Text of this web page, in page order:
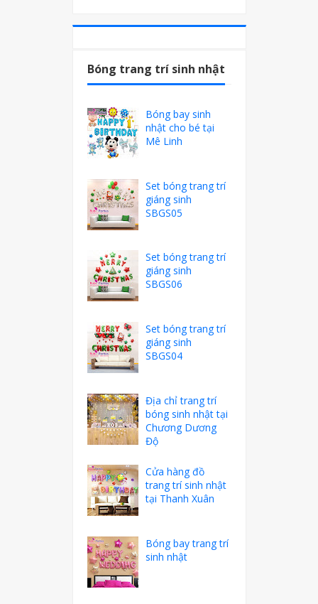
Bóng trang trí sinh nhật
Bóng bay sinh
nhật cho bé tại
Mê Linh
Set bóng trang trí
giáng sinh
SBGS05
Set bóng trang trí
giáng sinh
SBGS06
Set bóng trang trí
giáng sinh
SBGS04
Địa chỉ trang trí
bóng sinh nhật tại
Chương Dương
Độ
Cửa hàng đồ
trang trí sinh nhật
tại Thanh Xuân
Bóng bay trang trí
sinh nhật